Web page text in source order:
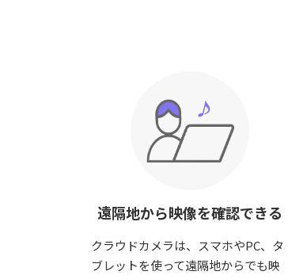
遠隔地から映像を確認できる
クラウドカメラは、スマホやPC、タ
ブレットを使って遠隔地からでも映